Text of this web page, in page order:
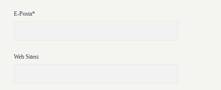
E-Posta*
Web Sitesi